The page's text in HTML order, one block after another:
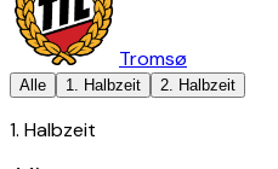
Tromsø
Alle 1. Halbzeit 2. Halbzeit
1. Halbzeit